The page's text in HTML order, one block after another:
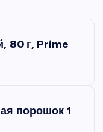
80 г, Prime
порошок 1